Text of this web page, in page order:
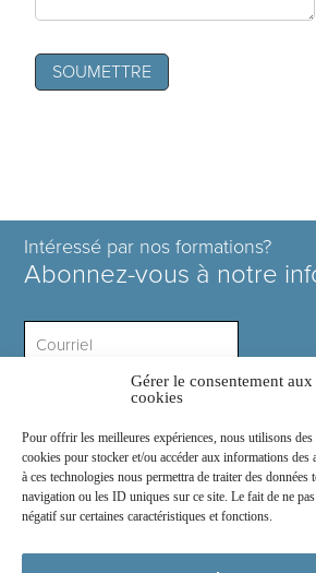
Gérer le consentement aux
cookies
Pour offrir les meilleures expériences, nous utilisons des
cookies pour stocker et/ou accéder aux informations des
à ces technologies nous permettra de traiter des données
navigation ou les ID uniques sur ce site. Le fait de ne
négatif sur certaines caractéristiques et fonctions.
Intéressé par nos formations?
Abonnez-vous à notre